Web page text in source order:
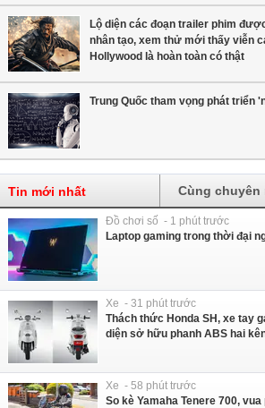
Lộ diện các đoạn trailer phim
nhân tạo, xem thử mới thấy viễn
Hollywood là hoàn toàn có thật
Trung Quốc tham vọng phát triển
Tin mới nhất Cùng chuyên
Đồ chơi số - 1 phút trước
Laptop gaming trong thời đại
Xe - 31 phút trước
Thách thức Honda SH, xe tay
diện sở hữu phanh ABS hai
Xe - 58 phút trước
So kè Yamaha Tenere 700,